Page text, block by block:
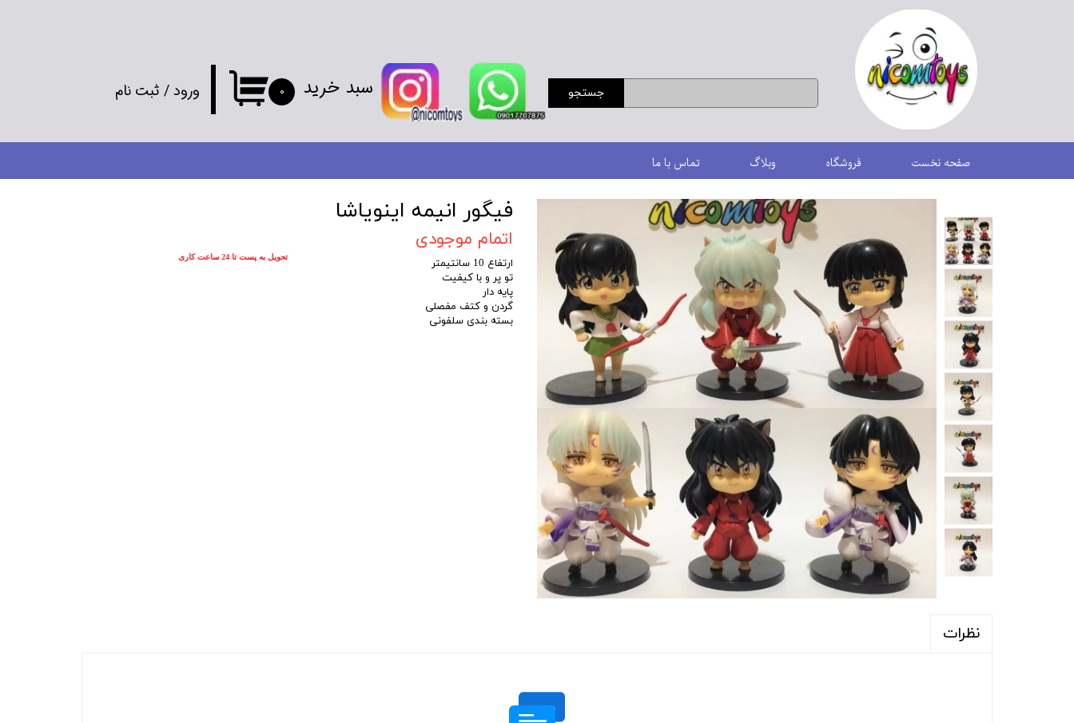
ورود/ ثبت نام جستجو ۰ سبد خرید
صفحه نخست فروشگاه وبلاگ تماس با ما
فیگور انیمه اینویاشا
اتمام موجودی
ارتفاع 10 سانتیمتر
تو پر و با کیفیت
پایه دار
گردن و کتف مفصلی
بسته بندی سلفونی
نظرات
تحویل به پست تا 24 ساعت کاری